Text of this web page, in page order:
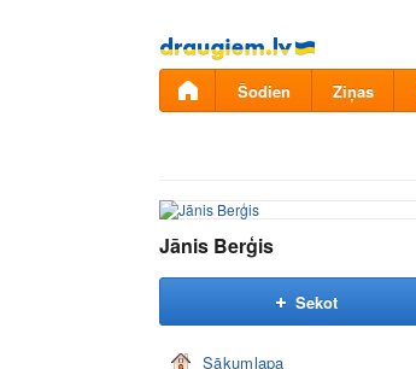
Pāriet
uz
saturu
Šodien Ziņas
Jānis Berģis
Sekot
Sākumlapa